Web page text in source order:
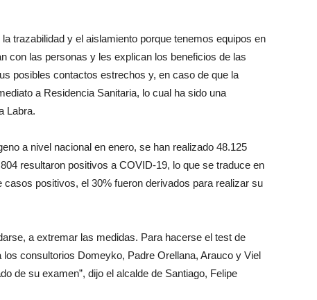
trazabilidad y el aislamiento porque tenemos equipos en
con las personas y les explican los beneficios de las
posibles contactos estrechos y, en caso de que la
a Residencia Sanitaria, lo cual ha sido una
Labra.
a nivel nacional en enero, se han realizado 48.125
resultaron positivos a COVID-19, lo que se traduce en
positivos, el 30% fueron derivados para realizar su
a extremar las medidas. Para hacerse el test de
consultorios Domeyko, Padre Orellana, Arauco y Viel
de su examen”, dijo el alcalde de Santiago, Felipe